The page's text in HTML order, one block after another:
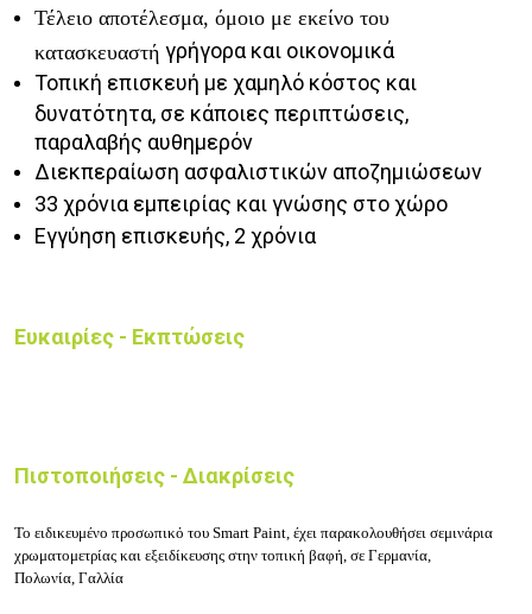
Τέλειο αποτέλεσμα, όμοιο με εκείνο του
κατασκευαστή γρήγορα και οικονομικά
Τοπική επισκευή με χαμηλό κόστος και
δυνατότητα, σε κάποιες περιπτώσεις,
παραλαβής αυθημερόν
Διεκπεραίωση ασφαλιστικών αποζημιώσεων
33 χρόνια εμπειρίας και γνώσης στο χώρο
Εγγύηση επισκευής, 2 χρόνια
Ευκαιρίες - Εκπτώσεις
Πιστοποιήσεις - Διακρίσεις
Το ειδικευμένο προσωπικό του Smart Paint, έχει παρακολουθήσει σεμινάρια
χρωματομετρίας και εξειδίκευσης στην τοπική βαφή, σε Γερμανία,
Πολωνία, Γαλλία